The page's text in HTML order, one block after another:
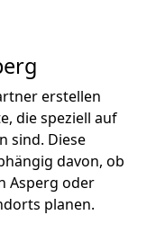
erstellen
die speziell auf
sind. Diese
davon, ob
Asperg oder
planen.